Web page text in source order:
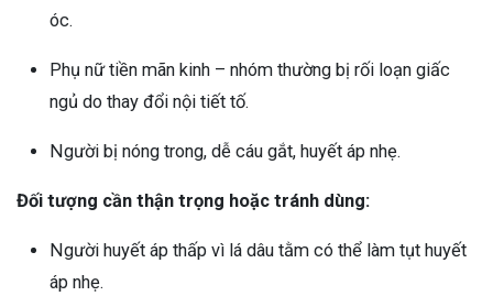
óc.
Phụ nữ tiền mãn kinh – nhóm thường bị rối loạn giấc
ngủ do thay đổi nội tiết tố.
Người bị nóng trong, dễ cáu gắt, huyết áp nhẹ.
Đối tượng cần thận trọng hoặc tránh dùng:
Người huyết áp thấp vì lá dâu tằm có thể làm tụt huyết
áp nhẹ.